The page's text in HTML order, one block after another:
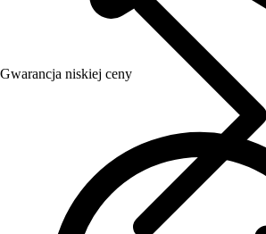
Gwarancja niskiej ceny